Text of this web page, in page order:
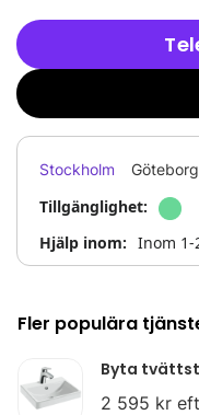
Stockholm Göteborg
Tillgänglighet:
Hjälp inom: Inom 1-
Fler populära
Byta
2 595 kr